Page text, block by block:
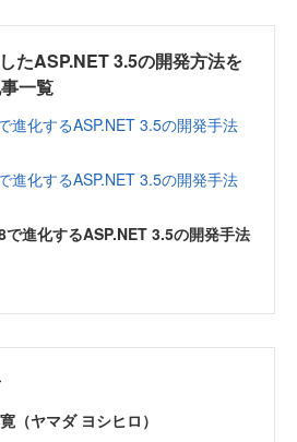
たASP.NET 3.5の開発方法を
一覧
進化するASP.NET 3.5の開発手法
進化するASP.NET 3.5の開発手法
進化するASP.NET 3.5の開発手法
（ヤマダ ヨシヒロ）